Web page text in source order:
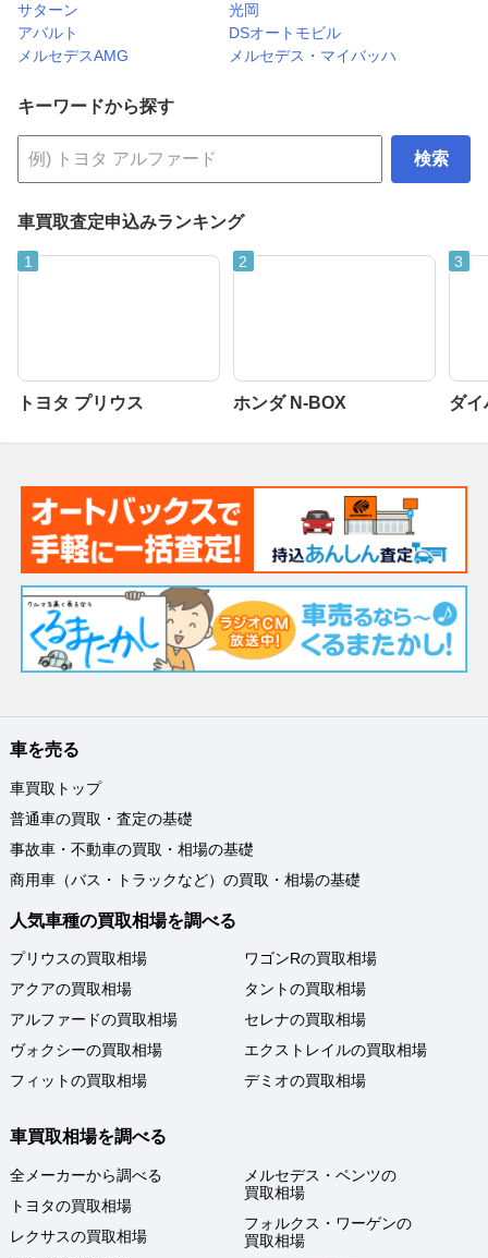
サターン
光岡
アバルト
DSオートモビル
メルセデスAMG
メルセデス・マイバッハ
キーワードから探す
検索
車買取査定申込みランキング
トヨタ プリウス ホンダ N-BOX ダイ
車を売る
車買取トップ
普通車の買取・査定の基礎
事故車・不動車の買取・相場の基礎
商用車（バス・トラックなど）の買取・相場の基礎
人気車種の買取相場を調べる
プリウスの買取相場
アクアの買取相場
アルファードの買取相場
ヴォクシーの買取相場
フィットの買取相場
ワゴンRの買取相場
タントの買取相場
セレナの買取相場
エクストレイルの買取相場
デミオの買取相場
車買取相場を調べる
全メーカーから調べる
トヨタの買取相場
レクサスの買取相場
メルセデス・ベンツの
買取相場
フォルクス・ワーゲンの
買取相場